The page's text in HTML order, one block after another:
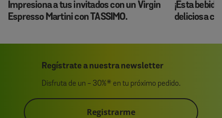
Impresiona a tus invitados con un Virgin
Espresso Martini con TASSIMO.
¡Esta
deliciosa
Regístrate a nuestra newsletter
Disfruta de un - 30%* en tu próximo pedido.
Registrarme